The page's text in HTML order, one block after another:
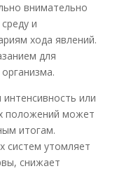
внимательно
и
хода явлений.
для
или
положений может
итогам.
систем утомляет
снижает